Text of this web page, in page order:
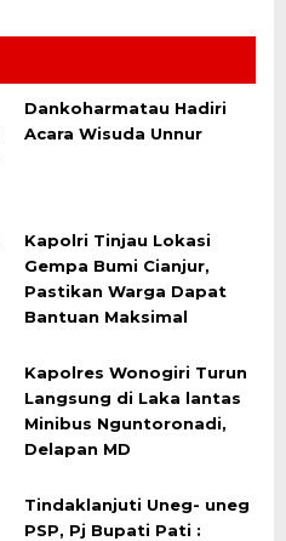
Dankoharmatau Hadiri
Acara Wisuda Unnur
Kapolri Tinjau Lokasi
Gempa Bumi Cianjur,
Pastikan Warga Dapat
Bantuan Maksimal
Kapolres Wonogiri Turun
Langsung di Laka lantas
Minibus Nguntoronadi,
Delapan MD
Tindaklanjuti Uneg- uneg
PSP, Pj Bupati Pati :